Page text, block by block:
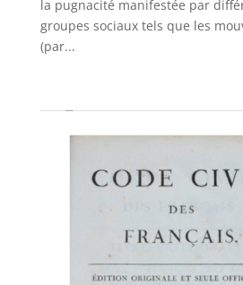
la pugnacité manifestée par
groupes sociaux tels que les
(par...